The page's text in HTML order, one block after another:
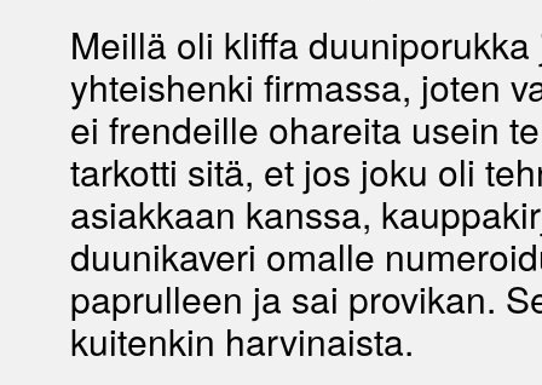
Meillä oli kliffa duuniporukka
yhteishenki firmassa, joten
ei frendeille ohareita usein
tarkotti sitä, et jos joku oli
asiakkaan kanssa,
duunikaveri omalle
paprulleen ja sai provikan.
kuitenkin harvinaista.